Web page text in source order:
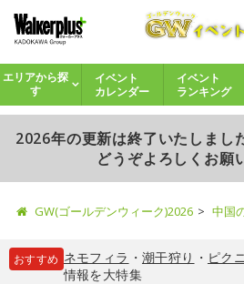
エリアから探
す
イベント
カレンダー
イベント
ランキング
2026年の更新は終了いたしまし
どうぞよろしくお願
GW(ゴールデンウィーク)2026 中国
おすすめ ネモフィラ ・ 潮干狩り ・ ピク
情報を大特集